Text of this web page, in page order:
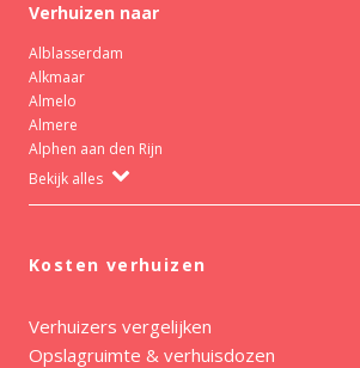
Verhuizen naar
Alblasserdam
Alkmaar
Almelo
Almere
Alphen aan den Rijn
Bekijk alles
Kosten verhuizen
Verhuizers vergelijken
Opslagruimte & verhuisdozen